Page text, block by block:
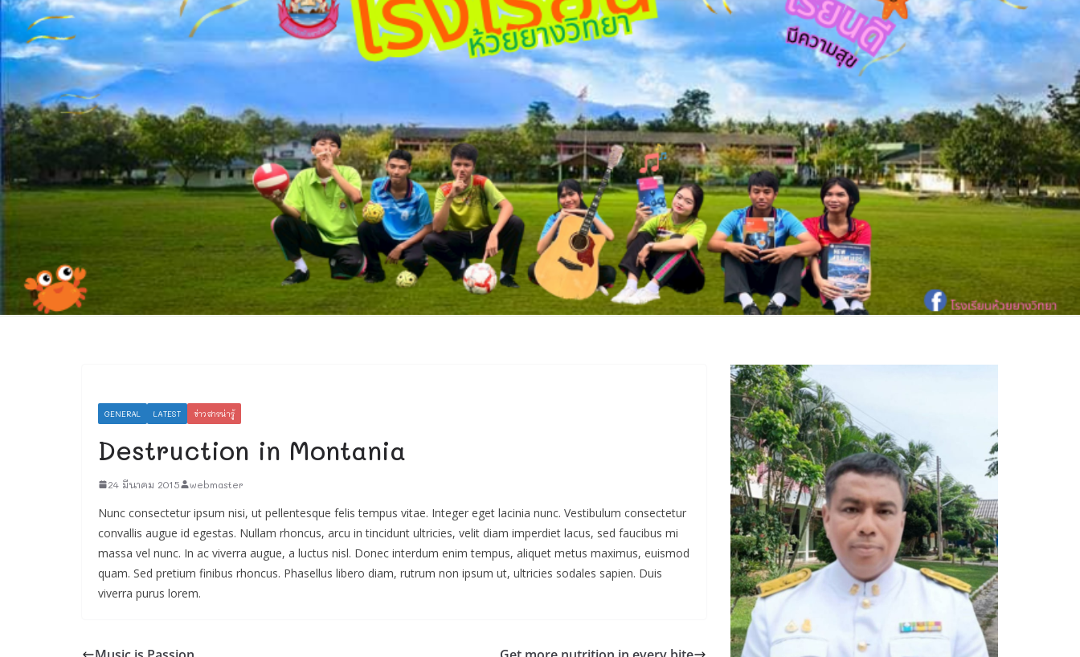
GENERAL LATEST ข่าวสารน่ารู้
Destruction in Montania
24 มีนาคม 2015 webmaster
Nunc consectetur ipsum nisi, ut pellentesque felis tempus vitae. Integer eget lacinia nunc. Vestibulum consectetur
convallis augue id egestas. Nullam rhoncus, arcu in tincidunt ultricies, velit diam imperdiet lacus, sed faucibus mi
massa vel nunc. In ac viverra augue, a luctus nisl. Donec interdum enim tempus, aliquet metus maximus, euismod
quam. Sed pretium finibus rhoncus. Phasellus libero diam, rutrum non ipsum ut, ultricies sodales sapien. Duis
viverra purus lorem.